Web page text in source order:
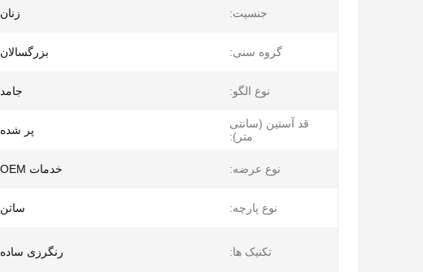
جنسیت: زنان
گروه سنی: بزرگسالان
نوع الگو: جامد
قد آستین (سانتی
متر):
پر شده
نوع عرضه: خدمات OEM
نوع پارچه: ساتن
تکنیک ها: رنگرزی ساده